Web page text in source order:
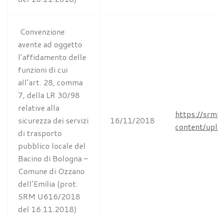
Convenzione
avente ad oggetto
l’affidamento delle
funzioni di cui
all’art. 28, comma
7, della LR 30/98
relative alla
sicurezza dei servizi
di trasporto
pubblico locale del
Bacino di Bologna –
Comune di Ozzano
dell’Emilia (prot.
SRM U616/2018
del 16.11.2018)
16/11/2018
https://
content/